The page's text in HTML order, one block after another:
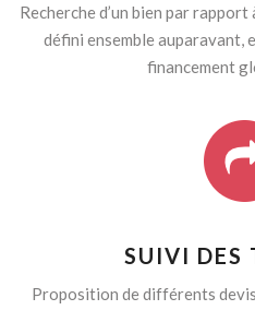
Recherche d’un bien par
défini ensemble auparavant,
financement
SUIVI DES
Proposition de différents